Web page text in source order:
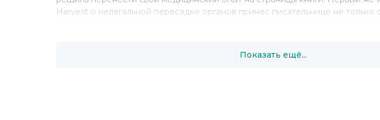
Harvest о нелегальной пересадке органов принес писательнице не
Показать ещё...